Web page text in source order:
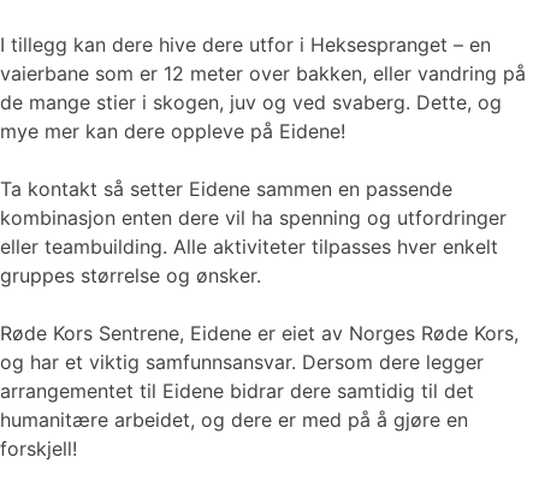
I tillegg kan dere hive dere utfor i Heksespranget – en
vaierbane som er 12 meter over bakken, eller vandring på
de mange stier i skogen, juv og ved svaberg. Dette, og
mye mer kan dere oppleve på Eidene!
Ta kontakt så setter Eidene sammen en passende
kombinasjon enten dere vil ha spenning og utfordringer
eller teambuilding. Alle aktiviteter tilpasses hver enkelt
gruppes størrelse og ønsker.
Røde Kors Sentrene, Eidene er eiet av Norges Røde Kors,
og har et viktig samfunnsansvar. Dersom dere legger
arrangementet til Eidene bidrar dere samtidig til det
humanitære arbeidet, og dere er med på å gjøre en
forskjell!